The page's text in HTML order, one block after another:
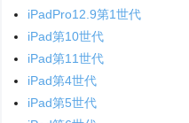
iPadPro12.9第1世代
iPad第10世代
iPad第11世代
iPad第4世代
iPad第5世代